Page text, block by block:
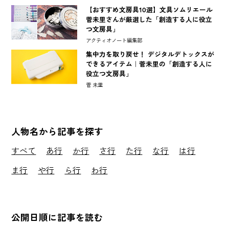
【おすすめ文房具10選】文具ソムリエール
菅未里さんが厳選した「創造する人に役立
つ文房具」
アクティオノート編集部
集中力を取り戻せ！ デジタルデトックスが
できるアイテム｜菅未里の「創造する人に
役立つ文房具」
菅 未里
人物名から記事を探す
すべて あ行 か行 さ行 た行 な行
は行
ま行
や行 ら行 わ行
公開日順に記事を読む